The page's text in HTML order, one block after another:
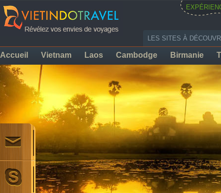
LES SITES À
Accueil Vietnam Laos Cambodge Birmanie